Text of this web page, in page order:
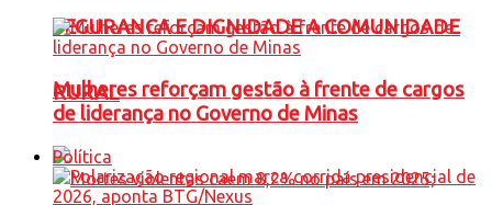
SEGURANCA E DIGNIDADE A COMUNIDADE
RURAL
Mulheres reforçam gestão à frente de cargos
de liderança no Governo de Minas
Política